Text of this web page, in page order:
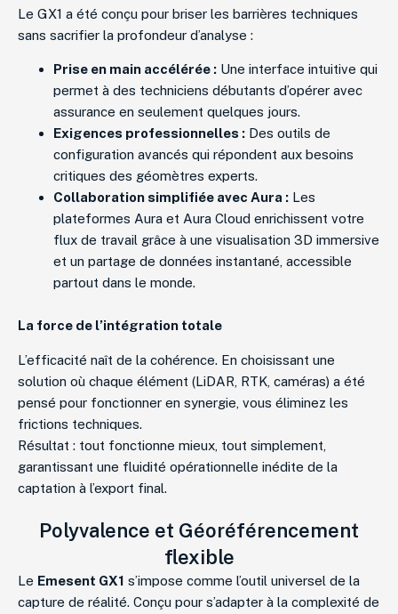
Le GX1 a été conçu pour briser les barrières techniques
sans sacrifier la profondeur d’analyse :
Prise en main accélérée : Une interface intuitive qui
permet à des techniciens débutants d’opérer avec
assurance en seulement quelques jours.
Exigences professionnelles : Des outils de
configuration avancés qui répondent aux besoins
critiques des géomètres experts.
Collaboration simplifiée avec Aura : Les
plateformes Aura et Aura Cloud enrichissent votre
flux de travail grâce à une visualisation 3D immersive
et un partage de données instantané, accessible
partout dans le monde.
La force de l’intégration totale
L’efficacité naît de la cohérence. En choisissant une
solution où chaque élément (LiDAR, RTK, caméras) a été
pensé pour fonctionner en synergie, vous éliminez les
frictions techniques.
Résultat : tout fonctionne mieux, tout simplement,
garantissant une fluidité opérationnelle inédite de la
captation à l’export final.
Polyvalence et Géoréférencement
flexible
Le Emesent GX1 s’impose comme l’outil universel de la
capture de réalité. Conçu pour s’adapter à la complexité de